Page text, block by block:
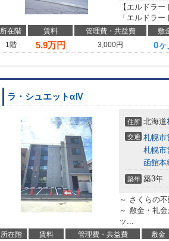
【エルドラ
「エルドラ
所在階 賃料 管理費・共益費 敷
1階
5.9万円 3,000円 0ヶ
ラ・シュエットαⅣ
住所 北海道
交通 札幌市
札幌市
函館本
築年 築3年
～ さくらの
～ 敷金・礼
ッ...
所在階 賃料 管理費・共益費 敷金